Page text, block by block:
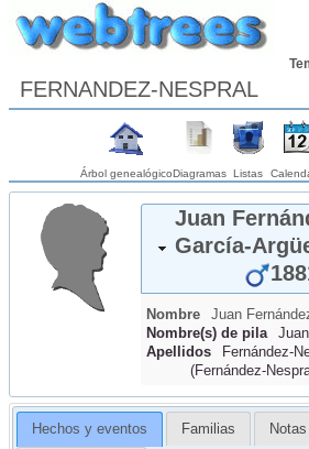
FERNANDEZ-NESPRAL
Árbol genealógicoDiagramas Listas
Juan
García-
Nombre Juan
Nombre(s) de pila
Juan
Apellidos
Fernández-
(Fernández-
Hechos y eventos Familias Notas